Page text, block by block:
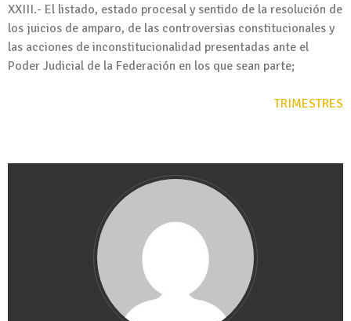
XXIII.- El listado, estado procesal y sentido de la resolución de
los juicios de amparo, de las controversias constitucionales y
las acciones de inconstitucionalidad presentadas ante el
Poder Judicial de la Federación en los que sean parte;
TRIMESTRES